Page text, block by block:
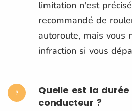
limitation n'est
recommandé de
autoroute, mais vous
infraction si vous
Quelle est la
conducteur ?